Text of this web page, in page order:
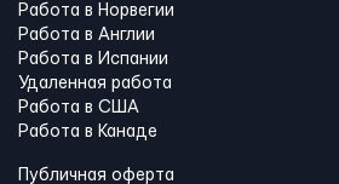
Работа в Норвегии
Работа в Англии
Работа в Испании
Удаленная работа
Работа в США
Работа в Канадe
Публичная оферта